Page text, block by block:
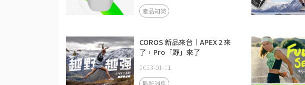
產品知識
COROS 新品來台丨APEX 2 來
了，Pro「野」來了
2023-01-11
最新消息